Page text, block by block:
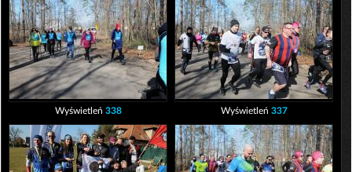
Wyświetleń 338 Wyświetleń 337